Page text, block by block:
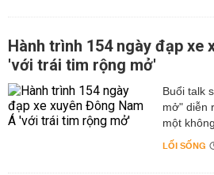
Hành trình 154 ngày đạp xe
'với trái tim rộng mở'
Buổi talk
mở" diễn
một
LỐI SỐNG